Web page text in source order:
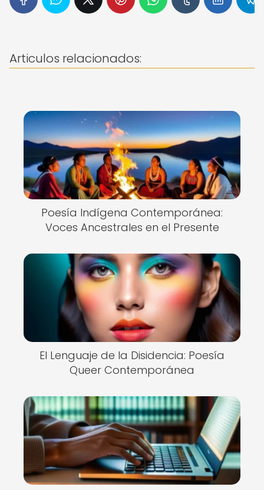
Articulos relacionados:
Poesía Indígena Contemporánea:
Voces Ancestrales en el Presente
El Lenguaje de la Disidencia: Poesía
Queer Contemporánea